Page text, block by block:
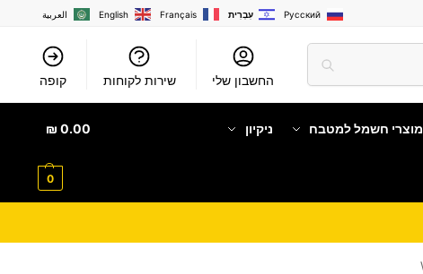
العربية English Français עִבְרִית Русский
החשבון שלי שירות לקוחות קופה
מוצרי חשמל למטבח ניקיון 0.00
₪
0